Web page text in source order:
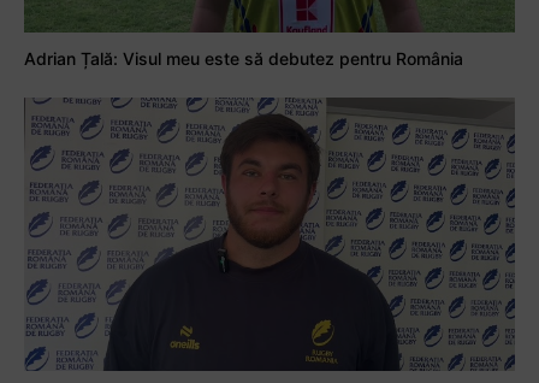
Adrian Țală: Visul meu este să debutez pentru România